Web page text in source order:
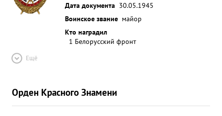
Дата документа 30.05.1945
Воинское звание майор
Кто наградил
1 Белорусский фронт
Ещё
Орден Красного Знамени